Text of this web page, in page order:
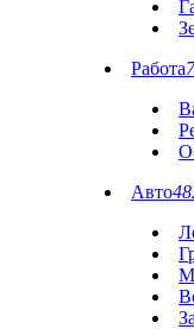
Работа
Авто